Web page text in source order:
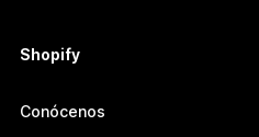
Shopify
Conócenos